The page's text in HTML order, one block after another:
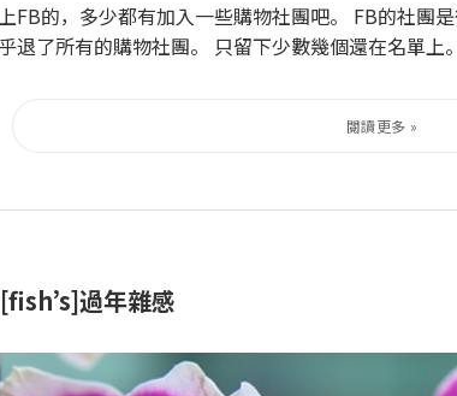
FB的，多少都有加入一些購物社團吧。 FB的社團
退了所有的購物社團。 只留下少數幾個還在名單上
[fish’s]過年雜感